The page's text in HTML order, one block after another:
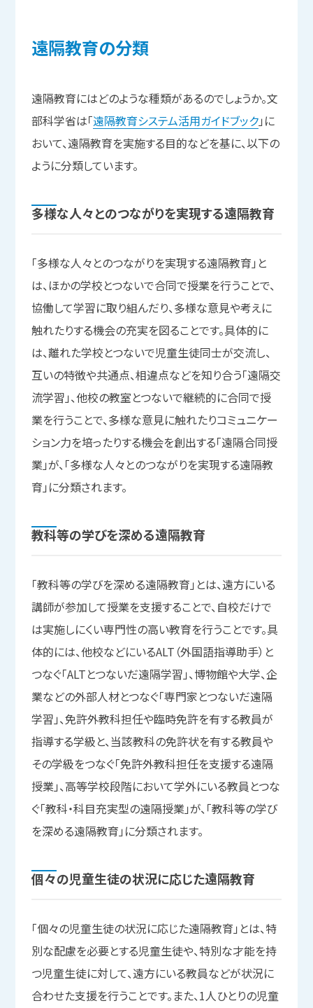
遠隔教育の分類
遠隔教育にはどのような種類があるのでしょうか。文
部科学省は「遠隔教育システム活用ガイドブック」に
おいて、遠隔教育を実施する目的などを基に、以下の
ように分類しています。
多様な人々とのつながりを実現する遠隔教育
「多様な人々とのつながりを実現する遠隔教育」と
は、ほかの学校とつないで合同で授業を行うことで、
協働して学習に取り組んだり、多様な意見や考えに
触れたりする機会の充実を図ることです。具体的に
は、離れた学校とつないで児童生徒同士が交流し、
互いの特徴や共通点、相違点などを知り合う「遠隔交
流学習」、他校の教室とつないで継続的に合同で授
業を行うことで、多様な意見に触れたりコミュニケー
ション力を培ったりする機会を創出する「遠隔合同授
業」が、「多様な人々とのつながりを実現する遠隔教
育」に分類されます。
教科等の学びを深める遠隔教育
「教科等の学びを深める遠隔教育」とは、遠方にいる
講師が参加して授業を支援することで、自校だけで
は実施しにくい専門性の高い教育を行うことです。具
体的には、他校などにいるALT（外国語指導助手）と
つなぐ「ALTとつないだ遠隔学習」、博物館や大学、企
業などの外部人材とつなぐ「専門家とつないだ遠隔
学習」、免許外教科担任や臨時免許を有する教員が
指導する学級と、当該教科の免許状を有する教員や
その学級をつなぐ「免許外教科担任を支援する遠隔
授業」、高等学校段階において学外にいる教員とつな
ぐ「教科・科目充実型の遠隔授業」が、「教科等の学び
を深める遠隔教育」に分類されます。
個々の児童生徒の状況に応じた遠隔教育
「個々の児童生徒の状況に応じた遠隔教育」とは、特
別な配慮を必要とする児童生徒や、特別な才能を持
つ児童生徒に対して、遠方にいる教員などが状況に
合わせた支援を行うことです。また、1人ひとりの児童